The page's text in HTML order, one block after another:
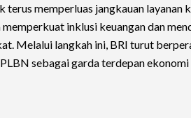
terus memperluas jangkauan layanan
inklusi keuangan dan
Melalui langkah ini, BRI turut
sebagai garda terdepan ekonomi